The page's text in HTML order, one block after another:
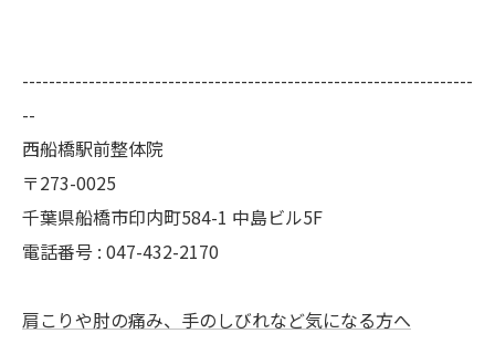
--------------------------------------------------------------------
--
西船橋駅前整体院
〒273-0025
千葉県船橋市印内町584-1 中島ビル5F
電話番号 : 047-432-2170
肩こりや肘の痛み、手のしびれなど気になる方へ